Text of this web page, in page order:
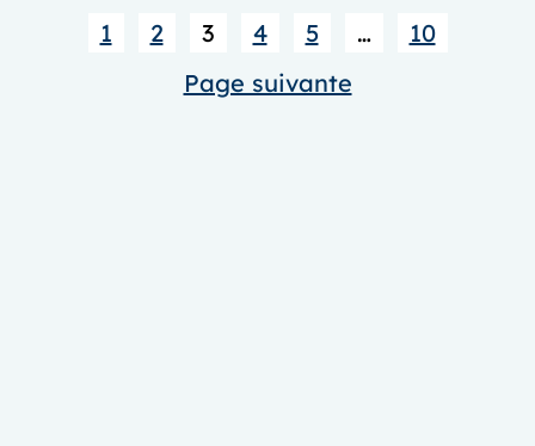
MEDECINS
SPECIALISTES
1
2 3 4 5 …
10
Page suivante